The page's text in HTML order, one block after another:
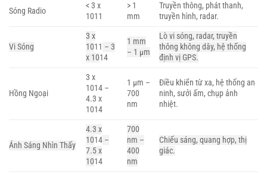
Sóng Radio
< 3 x
1011
> 1
mm
Truyền thông, phát thanh,
truyền hình, radar.
Vi Sóng
3 x
1011 – 3
x 1014
1 mm
– 1 µm
Lò vi sóng, radar, truyền
thông không dây, hệ thống
định vị GPS.
Hồng Ngoại
3 x
1014 –
4.3 x
1014
1 µm –
700
nm
Điều khiển từ xa, hệ thống an
ninh, sưởi ấm, chụp ảnh
nhiệt.
Ánh Sáng Nhìn Thấy
4.3 x
1014 –
7.5 x
1014
700
nm –
400
nm
Chiếu sáng, quang hợp, thị
giác.